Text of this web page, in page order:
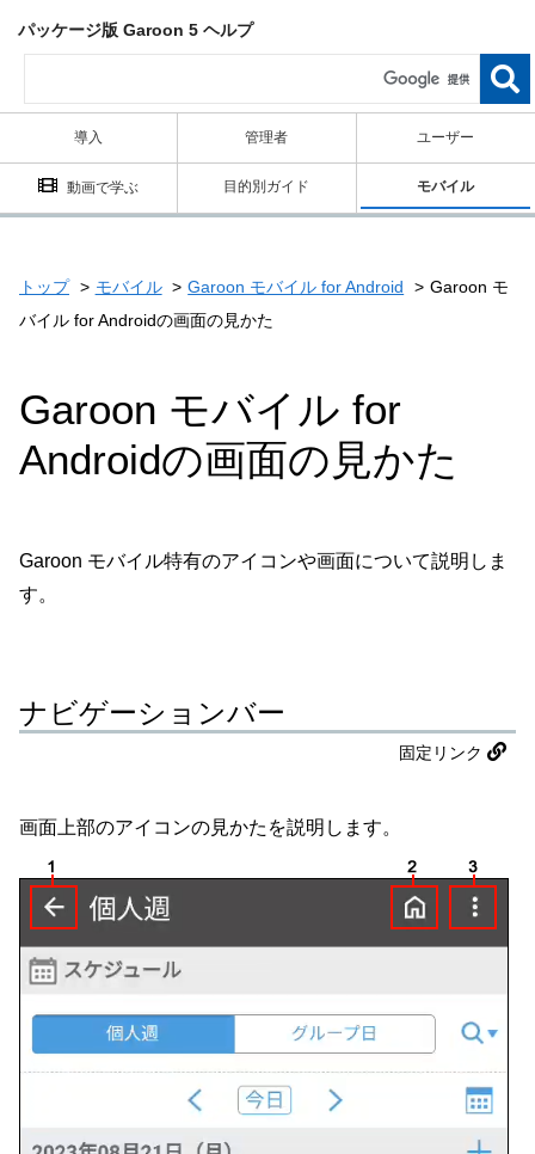
パッケージ版 Garoon 5 ヘルプ
導入 管理者 ユーザー
動画で学ぶ 目的別ガイド モバイル
トップ モバイル Garoon モバイル for Android
Garoon モ
バイル for Androidの画面の見かた
Garoon モバイル for
Androidの画面の見かた
Garoon モバイル特有のアイコンや画面について説明しま
す。
ナビゲーションバー
固定リンク
画面上部のアイコンの見かたを説明します。